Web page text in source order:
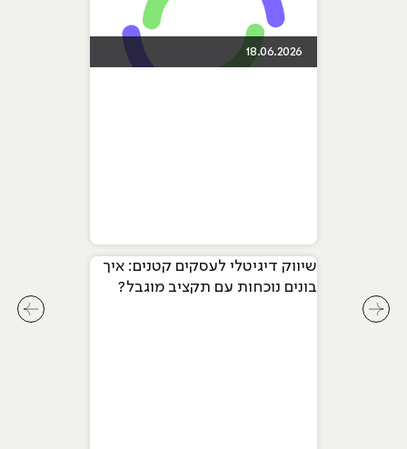
18.06.2026
שיווק דיגיטלי לעסקים קטנים: איך
בונים נוכחות עם תקציב מוגבל?
לחץ לחץ לשיקופית קודמת בסליידר מאמרים